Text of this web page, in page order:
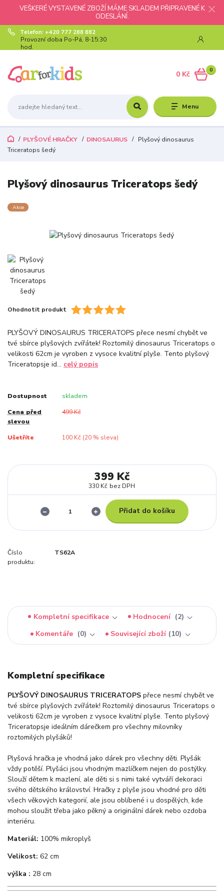
VEŠKERÉ VYSTAVENÉ ZBOŽÍ MÁME SKLADEM PŘIPRAVENÉ K
ODESLÁNÍ.
Menu
Telefon: +420 777 288 882
Provozní doba Po-Pá, 8-15:30
hod.
0
0 Kč
PLYŠOVÉ HRAČKY DINOSAURUS
Plyšový dinosaurus
Triceratops šedý
Plyšový dinosaurus Triceratops šedý
Akce
Ohodnotit produkt
PLYŠOVÝ DINOSAURUS TRICERATOPS přece nesmí chybět ve
tvé sbírce plyšových zvířátek! Roztomilý dinosaurus Triceratops o
velikosti 62cm je vyroben z vysoce kvalitní plyše. Tento plyšový
Triceratopsje id... celý popis
Dostupnost skladem
Cena před
slevou
499 Kč
Ušetříte 100 Kč (20% sleva)
399 Kč
330 Kč bez DPH
Přidat do košíku
Číslo
produktu:
TS62A
Kompletní specifikace Hodnocení
2
Komentáře
0 Související zboží 10
Kompletní specifikace
PLYŠOVÝ DINOSAURUS TRICERATOPS přece nesmí chybět ve
tvé sbírce plyšových zvířátek! Roztomilý dinosaurus Triceratops o
velikosti 62cm je vyroben z vysoce kvalitní plyše. Tento plyšový
Triceratopsje ideálním dárečkem pro všechny milovníky
roztomilých plyšáků!
Plyšová hračka je vhodná jako dárek pro všechny děti. Plyšák
vždy potěší. Plyšáci jsou vhodným mazlíčkem nejen do postýlky.
Slouží dětem k mazlení, ale děti si s nimi také vytváří dekoraci
svého dětského království. Hračky z plyše jsou vhodné pro děti
všech věkových kategorií, ale jsou oblíbené i u dospělých, kde
mohou sloužit třeba jako pěkný a originální dárek nebo ozdoba
interiéru.
Materiál: 100% mikroplyš
Velikost: 62 cm
výška : 28 cm